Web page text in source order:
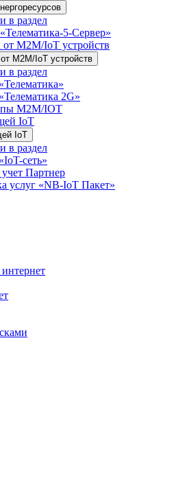
в раздел
5-Сервер»
М2М/IoT устройств
М2М/IoT устройств
в раздел
2G»
М2М/IOT
IoT
IoT
в раздел
сеть»
Партнер
услуг «NB-IoT Пакет»